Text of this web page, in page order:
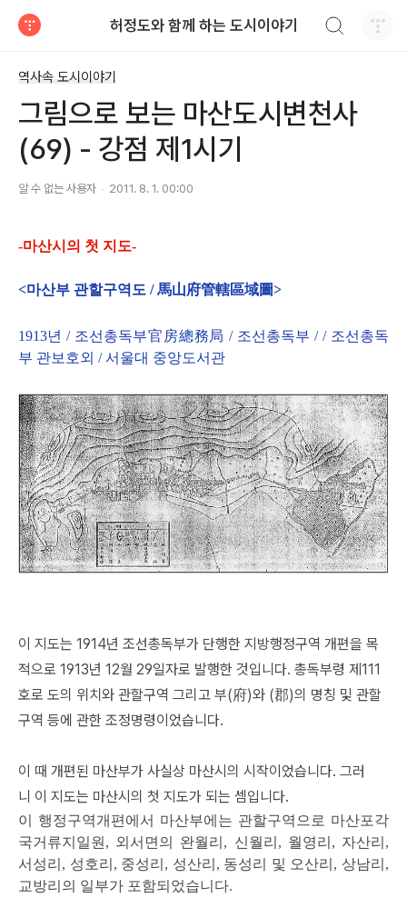
허정도와 함께 하는 도시이야기
역사속 도시이야기
그림으로 보는 마산도시변천사
(69) - 강점 제1시기
알 수 없는 사용자 2011. 8. 1. 00:00
-마산시의 첫 지도-
<마산부 관할구역도 / 馬山府管轄區域圖>
1913년 / 조선총독부官房總務局 / 조선총독부 / / 조선총독
부 관보호외 / 서울대 중앙도서관
이 지도는 1914년 조선총독부가 단행한 지방행정구역 개편을 목
적으로 1913년 12월 29일자로 발행한 것입니다. 총독부령 제111
호로 도의 위치와 관할구역 그리고 부(府)와 (郡)의 명칭 및 관할
구역 등에 관한 조정명령이었습니다.
이 때 개편된 마산부가 사실상 마산시의 시작이었습니다. 그러
니 이 지도는 마산시의 첫 지도가 되는 셈입니다.
이 행정구역개편에서 마산부에는 관할구역으로 마산포각
국거류지일원, 외서면의 완월리, 신월리, 월영리, 자산리,
서성리, 성호리, 중성리, 성산리, 동성리 및 오산리, 상남리,
교방리의 일부가 포함되었습니다.